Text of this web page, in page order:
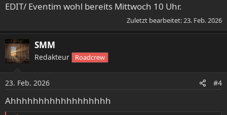
EDIT/ Eventim wohl bereits Mittwoch 10 Uhr.
Zuletzt bearbeitet:23. Feb. 2026
SMM
Redakteur Roadcrew
23. Feb. 2026 #4
Ahhhhhhhhhhhhhhhhhh